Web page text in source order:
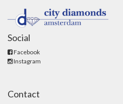
Social
Facebook
Instagram
Contact